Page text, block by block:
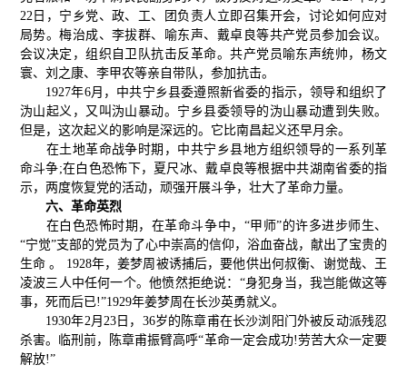
22日，宁乡党、政、工、团负责人立即召集开会，讨论如何应对
局势。梅治成、李拔群、喻东声、戴卓良等共产党员参加会议。
会议决定，组织自卫队抗击反革命。共产党员喻东声统帅，杨文
寰、刘之康、李甲农等亲自带队，参加抗击。
1927年6月，中共宁乡县委遵照新省委的指示，领导和组织了
沩山起义，又叫沩山暴动。宁乡县委领导的沩山暴动遭到失败。
但是，这次起义的影响是深远的。它比南昌起义还早月余。
在土地革命战争时期，中共宁乡县地方组织领导的一系列革
命斗争;在白色恐怖下，夏尺冰、戴卓良等根据中共湖南省委的指
示，两度恢复党的活动，顽强开展斗争，壮大了革命力量。
六、革命英烈
在白色恐怖时期，在革命斗争中，“甲师”的许多进步师生、
“宁觉”支部的党员为了心中崇高的信仰，浴血奋战，献出了宝贵的
生命 。 1928年，姜梦周被诱捕后，要他供出何叔衡、谢觉哉、王
凌波三人中任何一个。他愤然拒绝说：“身犯身当，我岂能做这等
事，死而后已!”1929年姜梦周在长沙英勇就义。
1930年2月23日，36岁的陈章甫在长沙浏阳门外被反动派残忍
杀害。临刑前，陈章甫振臂高呼“革命一定会成功!劳苦大众一定要
解放!”